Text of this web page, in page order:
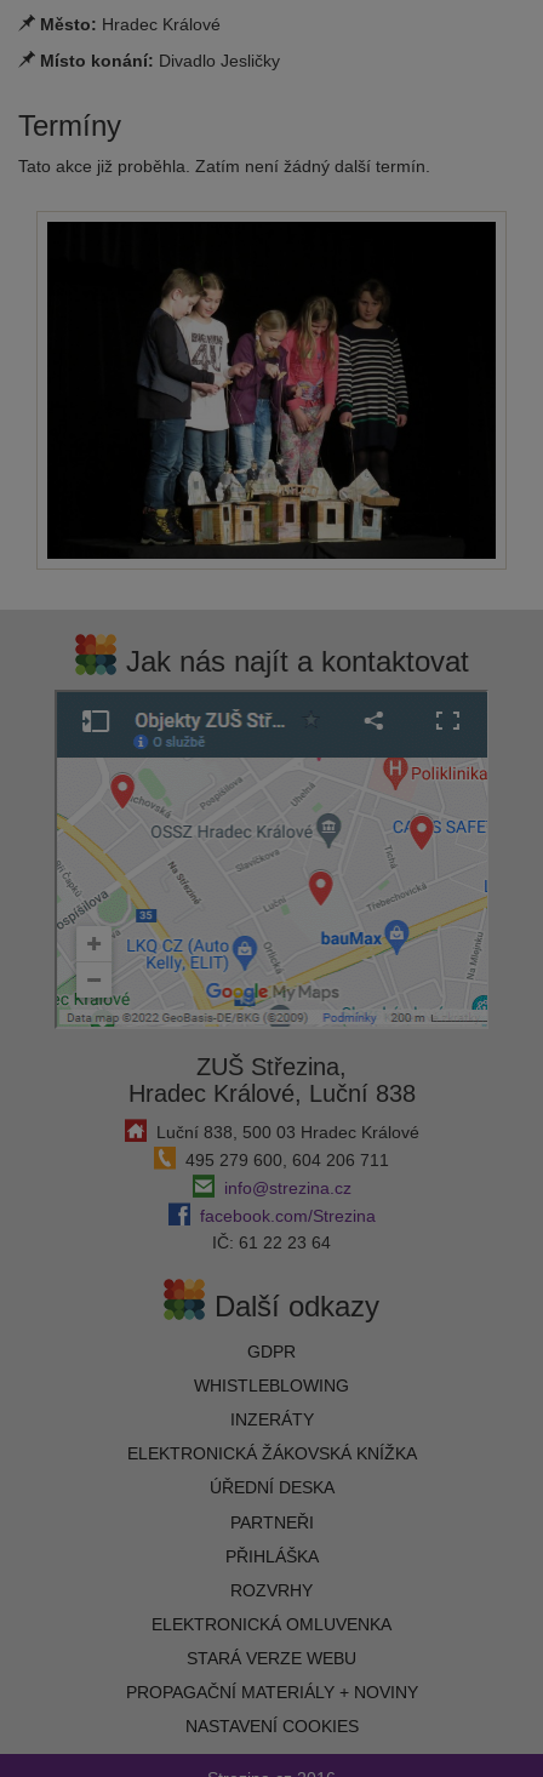
Město: Hradec Králové
Místo konání: Divadlo Jesličky
Termíny
Tato akce již proběhla. Zatím není žádný další termín.
Jak nás najít a kontaktovat
ZUŠ Střezina,
Hradec Králové, Luční 838
Luční 838, 500 03 Hradec Králové
495 279 600, 604 206 711
info@strezina.cz
facebook.com/Strezina
IČ: 61 22 23 64
Další odkazy
GDPR
WHISTLEBLOWING
INZERÁTY
ELEKTRONICKÁ ŽÁKOVSKÁ KNÍŽKA
ÚŘEDNÍ DESKA
PARTNEŘI
PŘIHLÁŠKA
ROZVRHY
ELEKTRONICKÁ OMLUVENKA
STARÁ VERZE WEBU
PROPAGAČNÍ MATERIÁLY + NOVINY
NASTAVENÍ COOKIES